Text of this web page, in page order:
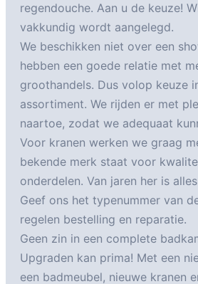
regendouche. Aan u de keuze!
vakkundig wordt aangelegd.
We beschikken niet over een
hebben een goede relatie met
groothandels. Dus volop keuze
assortiment. We rijden er met
naartoe, zodat we adequaat
Voor kranen werken we graag
bekende merk staat voor
onderdelen. Van jaren her is
Geef ons het typenummer van
regelen bestelling en reparatie.
Geen zin in een complete
Upgraden kan prima! Met een
een badmeubel, nieuwe kranen